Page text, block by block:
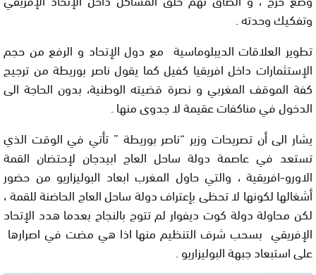
وتفكيك وحدته .
تطوير العلاقات الديبلوماسية مع دول اﻹتحاد و الرفع من حجم
اﻹستثمارات داخل افريقيا كفيل كما يقول ناصر بوريطة من ترجيح
كفة الموقف المغربي و نصرة قضيته الوطنية، بدون الحاجة الى
الدخول في مناكفات عقيمة لا جدوى منها .
يشار الى أن تصريحات وزير “ناصر بوريطة ” تأتي في الوقت الذي
تستعد في عاصمة دولة ساحل العاج ابيدجان ﻹحتضان القمة
الاورو-افريقية ، والتي حاول المغرب ابعاد البوليزاريو من حضور
أشغالها لكونها لا تحظى بإعتراف دولة ساحل العاج الحاضنة للقمة ،
لكن محاولة دولة كوت ديفوار لم تتوج بالنجاح بعدما هدد اﻹتحاد
اﻹفريقي بسحب شرف التنظيم منها اذا هي مضت في اصرارها
على استبعاد جبهة البوليزاريو .